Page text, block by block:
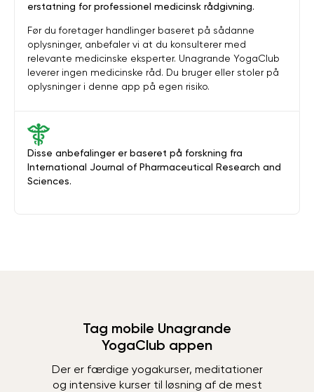
Disse anbefalinger er baseret på forskning fra
International Journal of Pharmaceutical Research and
Sciences.
erstatning for professionel medicinsk rådgivning.
Før du foretager handlinger baseret på sådanne
oplysninger, anbefaler vi at du konsulterer med
relevante medicinske eksperter. Unagrande YogaClub
leverer ingen medicinske råd. Du bruger eller stoler på
oplysninger i denne app på egen risiko.
Tag mobile Unagrande
YogaClub appen
Der er færdige yogakurser, meditationer
og intensive kurser til løsning af de mest